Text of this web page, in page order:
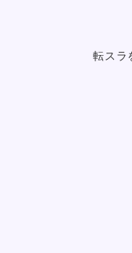
転スラ